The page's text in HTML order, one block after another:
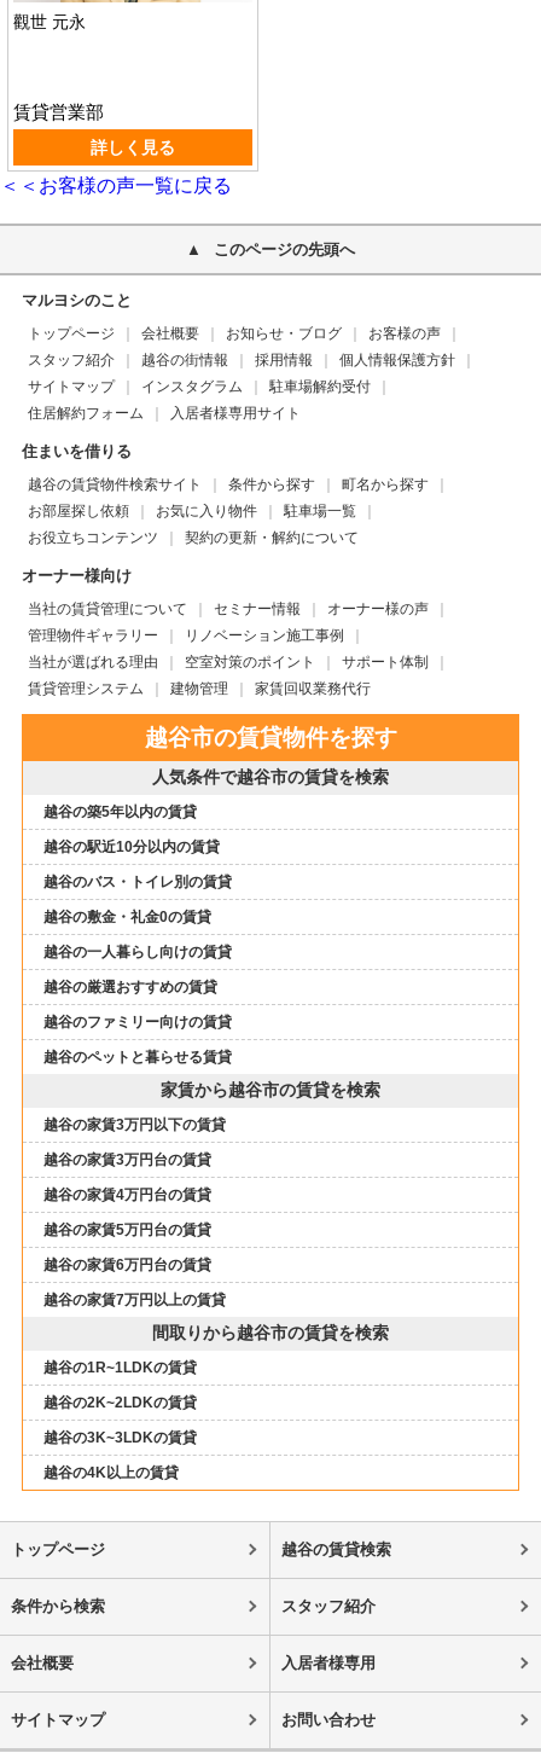
觀世 元永
賃貸営業部
詳しく見る
＜＜お客様の声一覧に戻る
このページの先頭へ
マルヨシのこと
トップページ 会社概要 お知らせ・ブログ
お客様の声
スタッフ紹介
越谷の街情報 採用情報
個人情報保護方針
サイトマップ
インスタグラム
駐車場解約受付
住居解約フォーム
入居者様専用サイト
住まいを借りる
越谷の賃貸物件検索サイト 条件から探す
町名から探す
お部屋探し依頼
お気に入り物件
駐車場一覧
お役立ちコンテンツ
契約の更新・解約について
オーナー様向け
当社の賃貸管理について セミナー情報
オーナー様の声
管理物件ギャラリー
リノベーション施工事例
当社が選ばれる理由
空室対策のポイント
サポート体制
賃貸管理システム
建物管理 家賃回収業務代行
越谷市の賃貸物件を探す
人気条件で越谷市の賃貸を検索
越谷の築5年以内の賃貸
越谷の駅近10分以内の賃貸
越谷のバス・トイレ別の賃貸
越谷の敷金・礼金0の賃貸
越谷の一人暮らし向けの賃貸
越谷の厳選おすすめの賃貸
越谷のファミリー向けの賃貸
越谷のペットと暮らせる賃貸
家賃から越谷市の賃貸を検索
越谷の家賃3万円以下の賃貸
越谷の家賃3万円台の賃貸
越谷の家賃4万円台の賃貸
越谷の家賃5万円台の賃貸
越谷の家賃6万円台の賃貸
越谷の家賃7万円以上の賃貸
間取りから越谷市の賃貸を検索
越谷の1R~1LDKの賃貸
越谷の2K~2LDKの賃貸
越谷の3K~3LDKの賃貸
越谷の4K以上の賃貸
トップページ 越谷の賃貸検索
条件から検索 スタッフ紹介
会社概要 入居者様専用
サイトマップ お問い合わせ